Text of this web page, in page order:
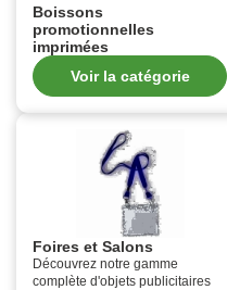
Boissons
promotionnelles
imprimées
Voir la catégorie
Foires et Salons
Découvrez notre gamme
complète d'objets publicitaires